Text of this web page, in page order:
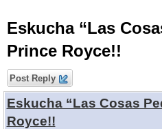
Eskucha “Las
Prince Royce!!
Post Reply
Eskucha “Las Cosas
Royce!!